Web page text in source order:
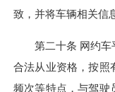
致，并将车辆相关信
第二十条 网约车
合法从业资格，按照
频次等特点，与驾驶